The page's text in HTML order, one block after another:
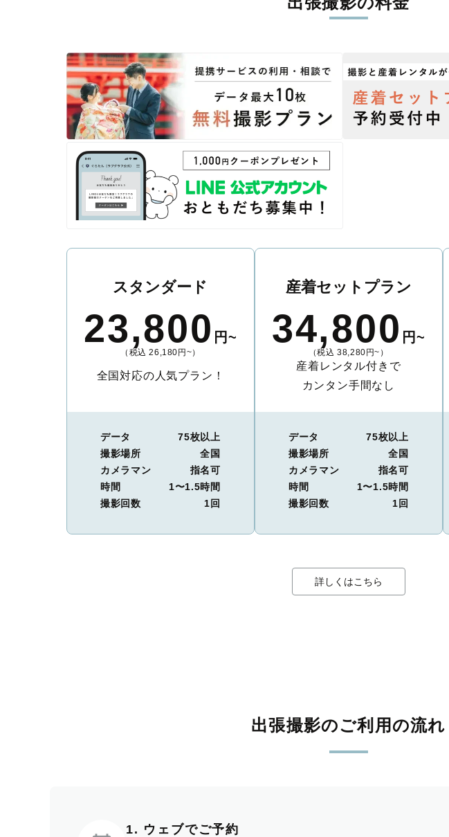
撮影後は、独自の編集技術で写真の明るさや色合いを丁寧に調整。自然な雰囲気を
スタンダード
23,800 円~
（税込 26,180円~）
全国対応の人気プラン！
データ
75枚以上
撮影場所
全国
カメラマン
指名可
時間
1〜1.5時間
撮影回数
1回
産着セットプラン
34,800 円~
（税込 38,280円~）
産着レンタル付きで
カンタン手間なし
データ
75枚以上
撮影場所
全国
カメラマン
指名可
時間
1〜1.5時間
撮影回数
1回
詳しくはこちら
出張撮影のご利用の流れ
1. ウェブでご予約